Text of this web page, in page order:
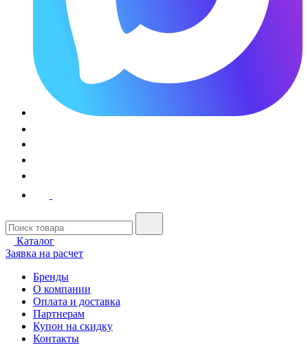
Каталог
Заявка на расчет
Бренды
О компании
Оплата и доставка
Партнерам
Купон на скидку
Контакты